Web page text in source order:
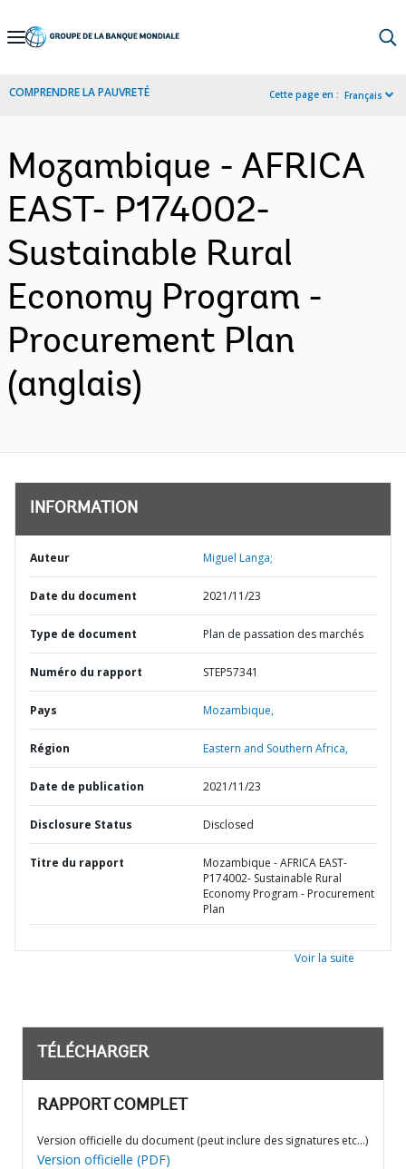
Skip
Navigation
COMPRENDRE LA PAUVRETÉ Cette page en : Français
Mozambique - AFRICA
EAST- P174002-
Sustainable Rural
Economy Program -
Procurement Plan
(anglais)
INFORMATION
Auteur Miguel Langa;
Date du document 2021/11/23
Type de document Plan de passation des marchés
Numéro du rapport STEP57341
Pays Mozambique,
Région Eastern and Southern Africa,
Date de publication 2021/11/23
Disclosure Status Disclosed
Titre du rapport
Mozambique - AFRICA EAST-
P174002- Sustainable Rural
Economy Program - Procurement
Plan
Voir la suite
TÉLÉCHARGER
RAPPORT COMPLET
Version officielle du document (peut inclure des signatures etc…)
Version officielle (PDF)